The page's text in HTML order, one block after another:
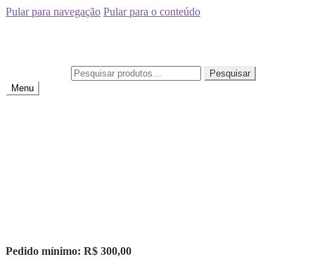
Pular para navegação Pular para o conteúdo
Pesquisar
Menu
Pedido mínimo: R$ 300,00